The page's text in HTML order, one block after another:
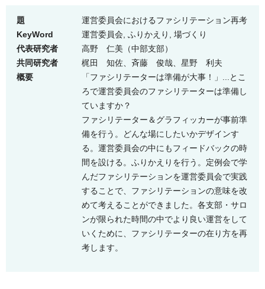
題
運営委員会におけるファシリテーション再考
KeyWord
運営委員会, ふりかえり, 場づくり
代表研究者
高野 仁美（中部支部）
共同研究者
梶田 知佐、 斉藤 俊哉、星野 利夫
概要
「ファシリテーターは準備が大事！」...とこ
ろで運営委員会のファシリテーターは準備し
ていますか？
ファシリテーター＆グラフィッカーが事前準
備を行う。どんな場にしたいかデザインす
る。運営委員会の中にもフィードバックの時
間を設ける。ふりかえりを行う。定例会で学
んだファシリテーションを運営委員会で実践
することで、ファシリテーションの意味を改
めて考えることができました。各支部・サロ
ンが限られた時間の中でより良い運営をして
いくために、ファシリテーターの在り方を再
考します。